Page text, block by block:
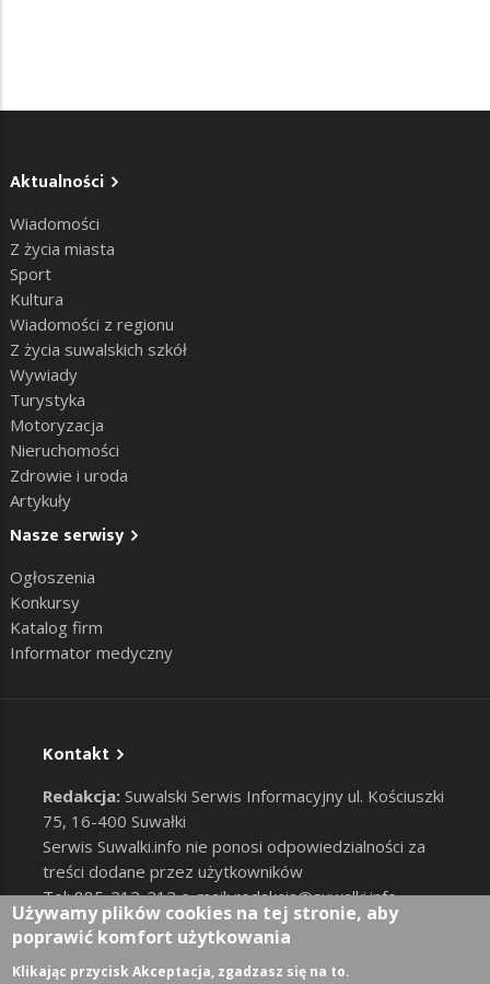
Aktualności
Wiadomości
Z życia miasta
Sport
Kultura
Wiadomości z regionu
Z życia suwalskich szkół
Wywiady
Turystyka
Motoryzacja
Nieruchomości
Zdrowie i uroda
Artykuły
Nasze serwisy
Ogłoszenia
Konkursy
Katalog firm
Informator medyczny
Kontakt
Redakcja: Suwalski Serwis Informacyjny ul. Kościuszki
75, 16-400 Suwałki
Serwis Suwalki.info nie ponosi odpowiedzialności za
treści dodane przez użytkowników
Tel: 885-212-212 e-mail:redakcja@suwalki.info,
reklama@suwalki.info
RODO |Cookies
Zaloguj
Używamy plików cookies na tej stronie, aby
poprawić komfort użytkowania
Klikając przycisk Akceptacja, zgadzasz się na to.